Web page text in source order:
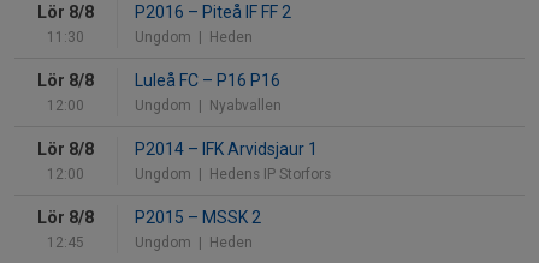
Lör 8/8
11:30
P2016 – Piteå IF FF 2
Ungdom | Heden
Lör 8/8
12:00
Luleå FC – P16 P16
Ungdom | Nyabvallen
Lör 8/8
12:00
P2014 – IFK Arvidsjaur 1
Ungdom | Hedens IP Storfors
Lör 8/8
12:45
P2015 – MSSK 2
Ungdom | Heden